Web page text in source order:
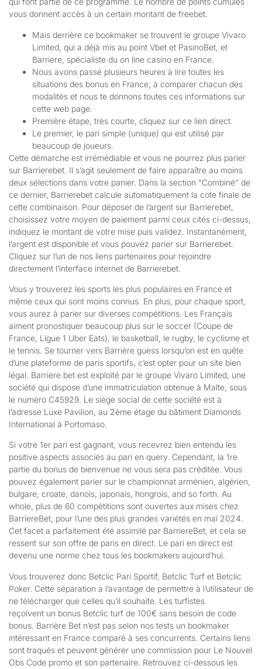
vous donnent accès à un certain montant de freebet.
Mais derrière ce bookmaker se trouvent le groupe Vivaro
Limited, qui a déjà mis au point Vbet et PasinoBet, et
Barriere, spécialiste du on line casino en France.
Nous avons passé plusieurs heures à lire toutes les
situations des bonus en France, à comparer chacun des
modalités et nous te donnons toutes ces informations sur
cette web page.
Première étape, très courte, cliquez sur ce lien direct.
Le premier, le pari simple (unique) qui est utilisé par
beaucoup de joueurs.
Cette démarche est irrémédiable et vous ne pourrez plus parier
sur Barrierebet. Il s’agit seulement de faire apparaître au moins
deux sélections dans votre panier. Dans la section “Combiné” de
ce dernier, Barrierebet calcule automatiquement la cote finale de
cette combinaison. Pour déposer de l’argent sur Barrierebet,
choisissez votre moyen de paiement parmi ceux cités ci-dessus,
indiquez le montant de votre mise puis validez. Instantanément,
l’argent est disponible et vous pouvez parier sur Barrierebet.
Cliquez sur l’un de nos liens partenaires pour rejoindre
directement l’interface internet de Barrierebet.
Vous y trouverez les sports les plus populaires en France et
même ceux qui sont moins connus. En plus, pour chaque sport,
vous aurez à parier sur diverses compétitions. Les Français
aiment pronostiquer beaucoup plus sur le soccer (Coupe de
France, Ligue 1 Uber Eats), le basketball, le rugby, le cyclisme et
le tennis. Se tourner vers Barrière guess lorsqu’on est en quête
d’une plateforme de paris sportifs, c’est opter pour un site bien
légal. Barriere bet est exploité par le groupe Vivaro Limited, une
société qui dispose d’une immatriculation obtenue à Malte, sous
le numéro C45929. Le siège social de cette société est à
l’adresse Luxe Pavilion, au 2ème étage du bâtiment Diamonds
International à Portomaso.
Si votre 1er pari est gagnant, vous recevrez bien entendu les
positive aspects associés au pari en query. Cependant, la 1re
partie du bonus de bienvenue ne vous sera pas créditée. Vous
pouvez également parier sur le championnat arménien, algérien,
bulgare, croate, danois, japonais, hongrois, and so forth. Au
whole, plus de 60 compétitions sont ouvertes aux mises chez
BarriereBet, pour l’une des plus grandes variétés en mai 2024.
Cet facet a parfaitement été assimilé par BarriereBet, et cela se
ressent sur son offre de paris en direct. Le pari en direct est
devenu une norme chez tous les bookmakers aujourd’hui.
Vous trouverez donc Betclic Pari Sportif, Betclic Turf et Betclic
Poker. Cette séparation a l’avantage de permettre à l’utilisateur de
ne télécharger que celles qu’il souhaite. Les turfistes
reçoivent un bonus Betclic turf de 100€ sans besoin de code
bonus. Barrière Bet n’est pas selon nos tests un bookmaker
intéressant en France comparé à ses concurrents. Certains liens
sont traqués et peuvent générer une commission pour Le Nouvel
Obs Code promo et son partenaire. Retrouvez ci-dessous les